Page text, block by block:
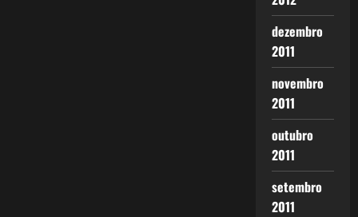
dezembro
2011
novembro
2011
outubro
2011
setembro
2011